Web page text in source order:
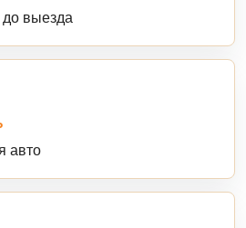
до выезда
авто